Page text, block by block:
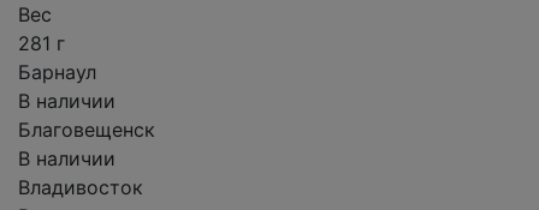
Вес
281 г
Барнаул
В наличии
Благовещенск
В наличии
Владивосток